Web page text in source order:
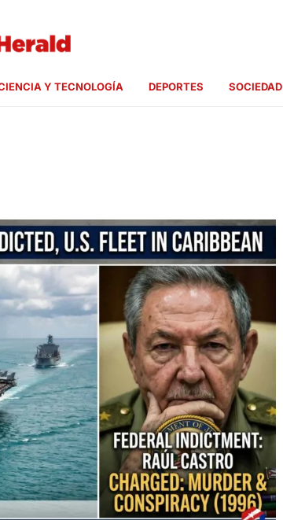
Y TECNOLOGÍA DEPORTES SOCIEDAD